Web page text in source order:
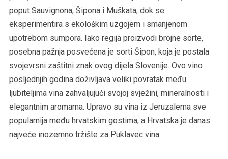
poput Sauvignona, Šipona i Muškata, dok se
eksperimentira s ekološkim uzgojem i smanjenom
upotrebom sumpora. Iako regija proizvodi brojne sorte,
posebna pažnja posvećena je sorti Šipon, koja je postala
svojevrsni zaštitni znak ovog dijela Slovenije. Ovo vino
posljednjih godina doživljava veliki povratak među
ljubiteljima vina zahvaljujući svojoj svježini, mineralnosti i
elegantnim aromama. Upravo su vina iz Jeruzalema sve
popularnija među hrvatskim gostima, a Hrvatska je danas
najveće inozemno tržište za Puklavec vina.